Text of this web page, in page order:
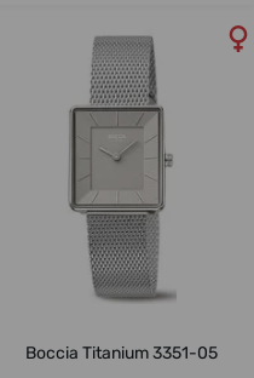
Boccia Titanium 3351-05